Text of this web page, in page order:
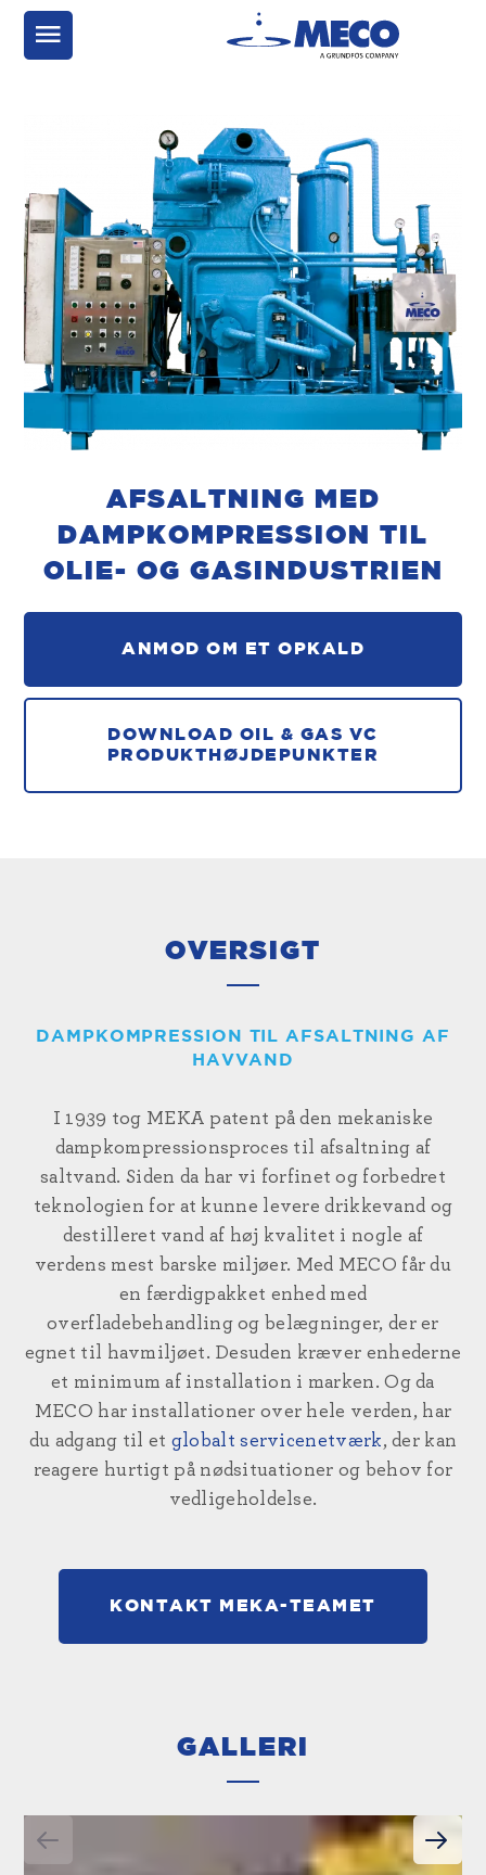
AFSALTNING MED
DAMPKOMPRESSION TIL
OLIE- OG GASINDUSTRIEN
ANMOD OM ET OPKALD
DOWNLOAD OIL & GAS VC
PRODUKTHØJDEPUNKTER
OVERSIGT
DAMPKOMPRESSION TIL AFSALTNING AF
HAVVAND
I 1939 tog MEKA patent på den mekaniske
dampkompressionsproces til afsaltning af
saltvand. Siden da har vi forfinet og forbedret
teknologien for at kunne levere drikkevand og
destilleret vand af høj kvalitet i nogle af
verdens mest barske miljøer. Med MECO får du
en færdigpakket enhed med
overfladebehandling og belægninger, der er
egnet til havmiljøet. Desuden kræver enhederne
et minimum af installation i marken. Og da
MECO har installationer over hele verden, har
du adgang til et globalt servicenetværk, der kan
reagere hurtigt på nødsituationer og behov for
vedligeholdelse.
KONTAKT MEKA-TEAMET
GALLERI